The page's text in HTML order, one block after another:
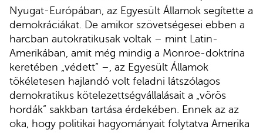
Nyugat-Európában, az Egyesült Államok segítette a
demokráciákat. De amikor szövetségesei ebben a
harcban autokratikusak voltak – mint Latin-
Amerikában, amit még mindig a Monroe-doktrína
keretében „védett” –, az Egyesült Államok
tökéletesen hajlandó volt feladni látszólagos
demokratikus kötelezettségvállalásait a „vörös
hordák” sakkban tartása érdekében. Ennek az az
oka, hogy politikai hagyományait folytatva Amerika